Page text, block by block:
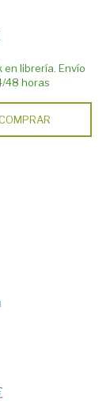
en librería. Envío
48 horas